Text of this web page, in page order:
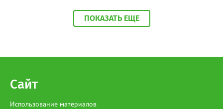
также туризм, гостиничный и ресторанный бизнес (+11%, до
68,4 тыс. рублей), производство и сервисное обслуживание
Отдельный тренд — рост оплаты на подработке: за год
175 тыс. рублей (+5% к прошлому году).
ПОКАЗАТЬ ЕЩЕ
Сайт
Использование материалов